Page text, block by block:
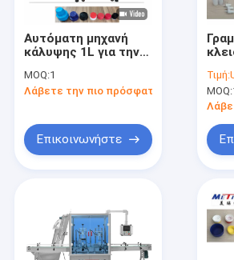
Αυτόματη μηχανή
κάλυψης 1L για την
μπουκαλιών
MOQ:1
Λάβετε την πιο πρόσφατη τιμή
Επικοινωνήστε
Τιμή:
MOQ: